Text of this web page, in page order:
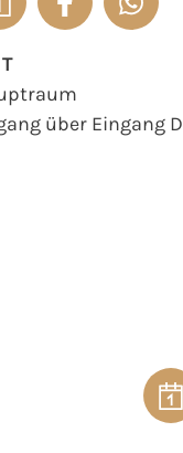
über Eingang D